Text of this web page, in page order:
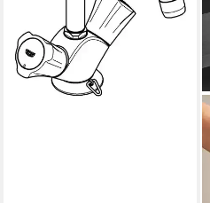
lieferbar in 6 Wochen